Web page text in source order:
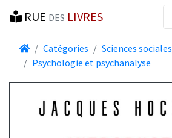
RUE DES LIVRES
AccueilCatégories
Sciences sociales
Psychologie et psychanalyse